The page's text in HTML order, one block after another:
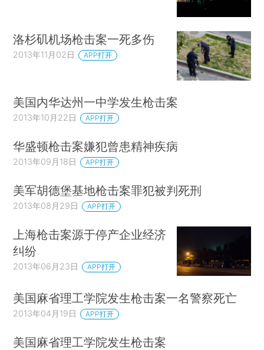
洛杉矶机场枪击案一死多伤
2013年11月02日 APP打开
美国内华达州一中学发生枪击案
2013年10月22日 APP打开
华盛顿枪击案嫌犯曾患精神疾病
2013年09月18日 APP打开
美军胡德堡基地枪击案罪犯被判死刑
2013年08月29日 APP打开
上海枪击案源于停产企业经济
纠纷
2013年06月23日 APP打开
美国麻省理工学院发生枪击案一名警察死亡
2013年04月19日 APP打开
美国麻省理工学院发生枪击案